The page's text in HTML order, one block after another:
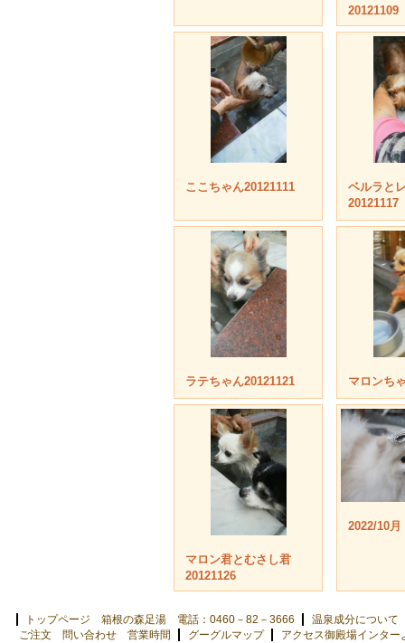
20121109
ここちゃん20121111
ベルラと
20121117
ラテちゃん20121121 マロンち
マロン君とむさし君
20121126
2022/10月
トップページ 箱根の森足湯 電話：0460－82－3666
温泉成分について
ご注文 問い合わせ 営業時間
グーグルマップ
アクセス御殿場インター